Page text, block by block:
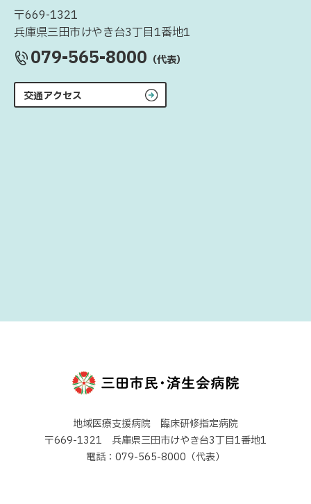
〒669-1321
兵庫県三田市けやき台3丁目1番地1
079-565-8000 （代表）
交通アクセス
地域医療支援病院 臨床研修指定病院
〒669-1321 兵庫県三田市けやき台3丁目1番地1
電話：079-565-8000（代表）